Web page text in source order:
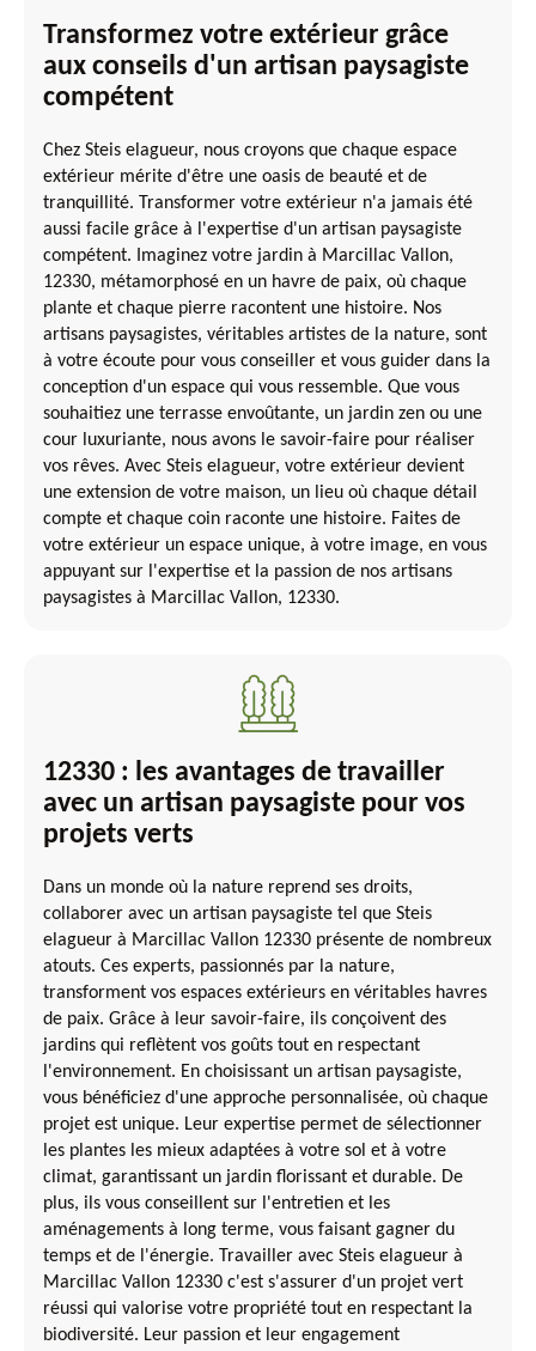
Transformez votre extérieur grâce
aux conseils d'un artisan paysagiste
compétent
Chez Steis elagueur, nous croyons que chaque espace
extérieur mérite d'être une oasis de beauté et de
tranquillité. Transformer votre extérieur n'a jamais été
aussi facile grâce à l'expertise d'un artisan paysagiste
compétent. Imaginez votre jardin à Marcillac Vallon,
12330, métamorphosé en un havre de paix, où chaque
plante et chaque pierre racontent une histoire. Nos
artisans paysagistes, véritables artistes de la nature, sont
à votre écoute pour vous conseiller et vous guider dans la
conception d'un espace qui vous ressemble. Que vous
souhaitiez une terrasse envoûtante, un jardin zen ou une
cour luxuriante, nous avons le savoir-faire pour réaliser
vos rêves. Avec Steis elagueur, votre extérieur devient
une extension de votre maison, un lieu où chaque détail
compte et chaque coin raconte une histoire. Faites de
votre extérieur un espace unique, à votre image, en vous
appuyant sur l'expertise et la passion de nos artisans
paysagistes à Marcillac Vallon, 12330.
12330 : les avantages de travailler
avec un artisan paysagiste pour vos
projets verts
Dans un monde où la nature reprend ses droits,
collaborer avec un artisan paysagiste tel que Steis
elagueur à Marcillac Vallon 12330 présente de nombreux
atouts. Ces experts, passionnés par la nature,
transforment vos espaces extérieurs en véritables havres
de paix. Grâce à leur savoir-faire, ils conçoivent des
jardins qui reflètent vos goûts tout en respectant
l'environnement. En choisissant un artisan paysagiste,
vous bénéficiez d'une approche personnalisée, où chaque
projet est unique. Leur expertise permet de sélectionner
les plantes les mieux adaptées à votre sol et à votre
climat, garantissant un jardin florissant et durable. De
plus, ils vous conseillent sur l'entretien et les
aménagements à long terme, vous faisant gagner du
temps et de l'énergie. Travailler avec Steis elagueur à
Marcillac Vallon 12330 c'est s'assurer d'un projet vert
réussi qui valorise votre propriété tout en respectant la
biodiversité. Leur passion et leur engagement